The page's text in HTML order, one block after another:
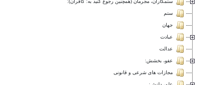
ستمکاران، مجرمان (همچنین رجوع کنید به: کافران):
ستم
جهان
عبادت
عدالت
عفو، بخشش:
مجازات های شرعى و قانونی